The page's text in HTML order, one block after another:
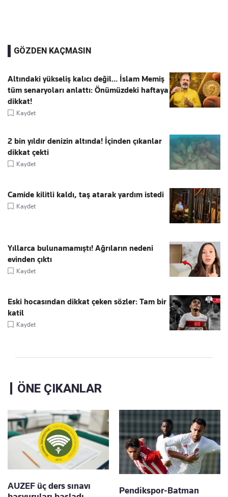
GÖZDEN KAÇMASIN
Altındaki yükseliş kalıcı değil... İslam Memiş
tüm senaryoları anlattı: Önümüzdeki haftaya
dikkat!
Kaydet
2 bin yıldır denizin altında! İçinden çıkanlar
dikkat çekti
Kaydet
Camide kilitli kaldı, taş atarak yardım istedi
Kaydet
Yıllarca bulunamamıştı! Ağrıların nedeni
evinden çıktı
Kaydet
Eski hocasından dikkat çeken sözler: Tam bir
katil
Kaydet
ÖNE ÇIKANLAR
AUZEF üç ders sınavı
Pendikspor-Batman